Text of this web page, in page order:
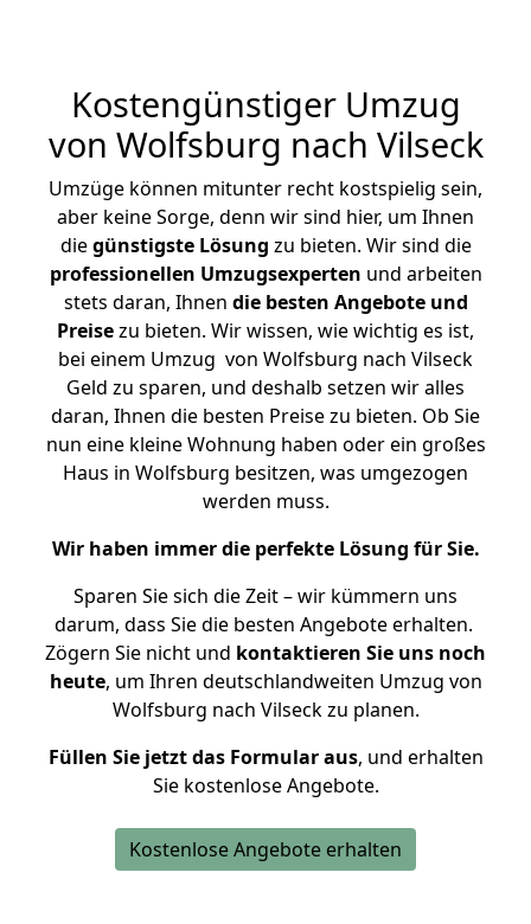
Kostengünstiger Umzug
von Wolfsburg nach Vilseck
Umzüge können mitunter recht kostspielig sein,
aber keine Sorge, denn wir sind hier, um Ihnen
diegünstigste Lösung zu bieten. Wir sind die
professionellen Umzugsexperten und arbeiten
stets daran, Ihnen die besten Angebote und
Preisezu bieten. Wir wissen, wie wichtig es ist,
bei einem Umzug von Wolfsburg nach Vilseck
Geld zu sparen, und deshalb setzen wir alles
daran, Ihnen die besten Preise zu bieten. Ob Sie
nun eine kleine Wohnung haben oder ein großes
Haus in Wolfsburg besitzen, was umgezogen
werden muss.
Wir haben immer die perfekte Lösung für Sie.
Sparen Sie sich die Zeit – wir kümmern uns
darum, dass Sie die besten Angebote erhalten.
Zögern Sie nicht und kontaktieren Sie uns noch
heute, um Ihren deutschlandweiten Umzug von
Wolfsburg nach Vilseck zu planen.
Füllen Sie jetzt das Formular aus, und erhalten
Sie kostenlose Angebote.
Kostenlose Angebote erhalten